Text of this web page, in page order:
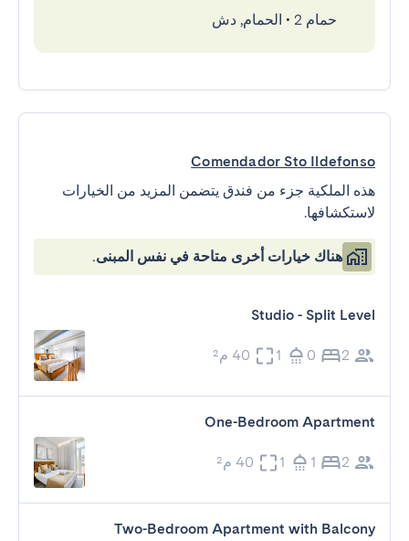
حمام 2
• الحمام, دش
Comendador Sto Ildefonso
هذه الملكية جزء من فندق يتضمن المزيد من الخيارات
لاستكشافها.
هناك خيارات أخرى متاحة في نفس المبنى.
Studio - Split Level
2
0
1 40 م²
One-Bedroom Apartment
2
1
1 40 م²
Two-Bedroom Apartment with Balcony